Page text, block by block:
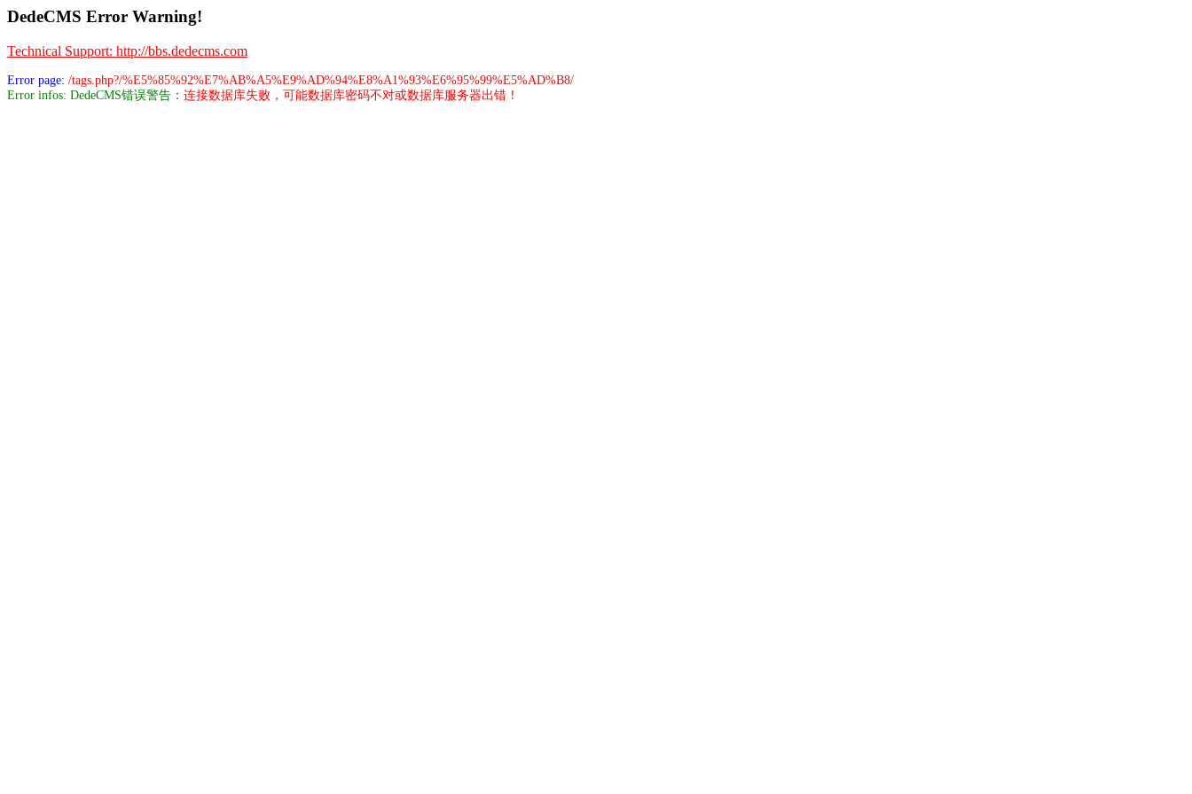
DedeCMS Error Warning!
Technical Support: http://bbs.dedecms.com
Error page: /tags.php?/%E5%85%92%E7%AB%A5%E9%AD%94%E8%A1%93%E6%95%99%E5%AD%B8/
Error infos: DedeCMS错误警告： 连接数据库失败，可能数据库密码不对或数据库服务器出错！